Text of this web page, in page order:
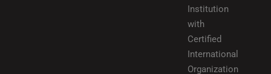
Institution
with
Certified
International
Organization